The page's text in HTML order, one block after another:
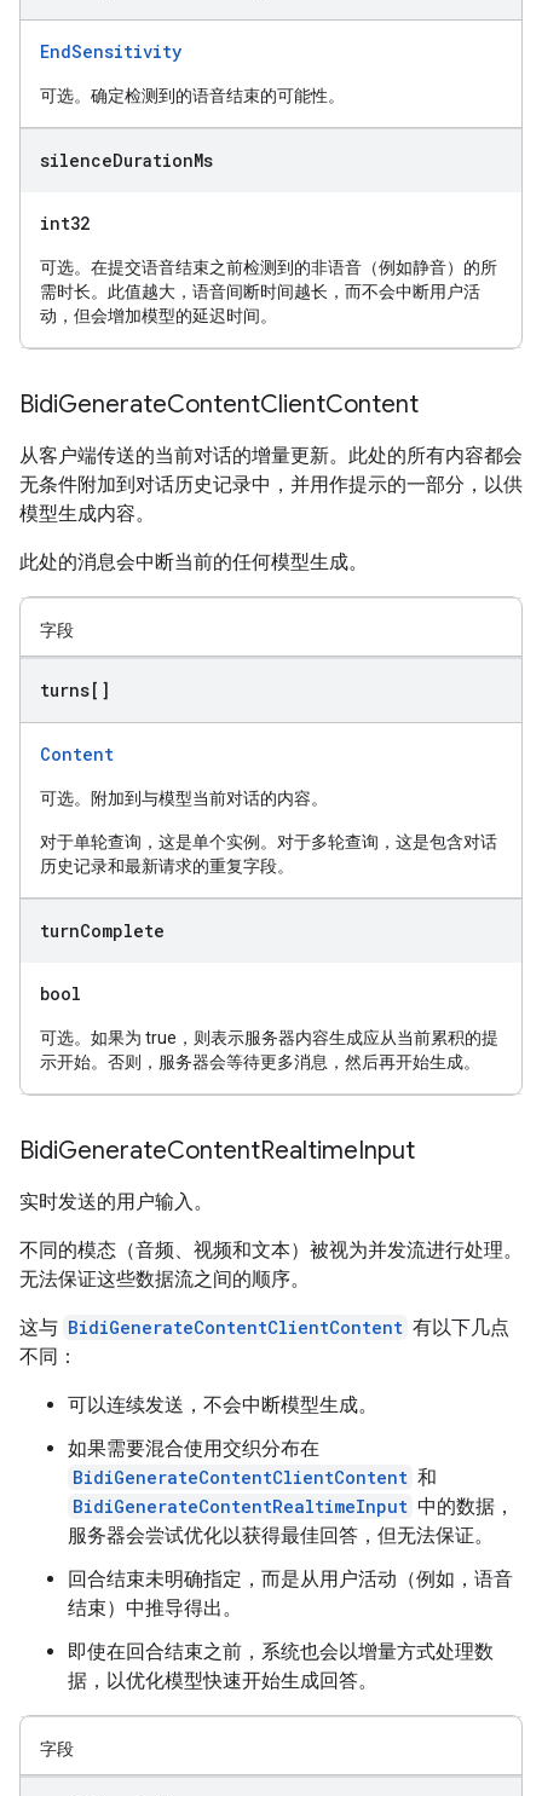
EndSensitivity
可选。确定检测到的语音结束的可能性。
silenceDurationMs
int32
可选。在提交语音结束之前检测到的非语音（例如静音）的所
需时长。此值越大，语音间断时间越长，而不会中断用户活
动，但会增加模型的延迟时间。
BidiGenerateContentClientContent
从客户端传送的当前对话的增量更新。此处的所有内容都会
无条件附加到对话历史记录中，并用作提示的一部分，以供
模型生成内容。
此处的消息会中断当前的任何模型生成。
字段
turns[]
Content
可选。附加到与模型当前对话的内容。
对于单轮查询，这是单个实例。对于多轮查询，这是包含对话
历史记录和最新请求的重复字段。
turnComplete
bool
可选。如果为 true，则表示服务器内容生成应从当前累积的提
示开始。否则，服务器会等待更多消息，然后再开始生成。
BidiGenerateContentRealtimeInput
实时发送的用户输入。
不同的模态（音频、视频和文本）被视为并发流进行处理。
无法保证这些数据流之间的顺序。
这与 BidiGenerateContentClientContent 有以下几点
不同：
可以连续发送，不会中断模型生成。
如果需要混合使用交织分布在
BidiGenerateContentClientContent 和
BidiGenerateContentRealtimeInput 中的数据，
服务器会尝试优化以获得最佳回答，但无法保证。
回合结束未明确指定，而是从用户活动（例如，语音
结束）中推导得出。
即使在回合结束之前，系统也会以增量方式处理数
据，以优化模型快速开始生成回答。
字段